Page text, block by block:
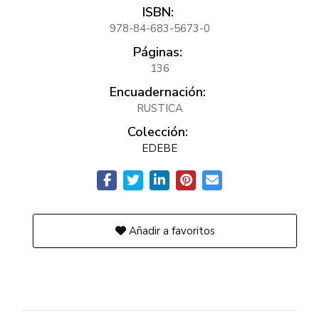
ISBN:
978-84-683-5673-0
Páginas:
136
Encuadernación:
RUSTICA
Colección:
EDEBE
Añadir a favoritos